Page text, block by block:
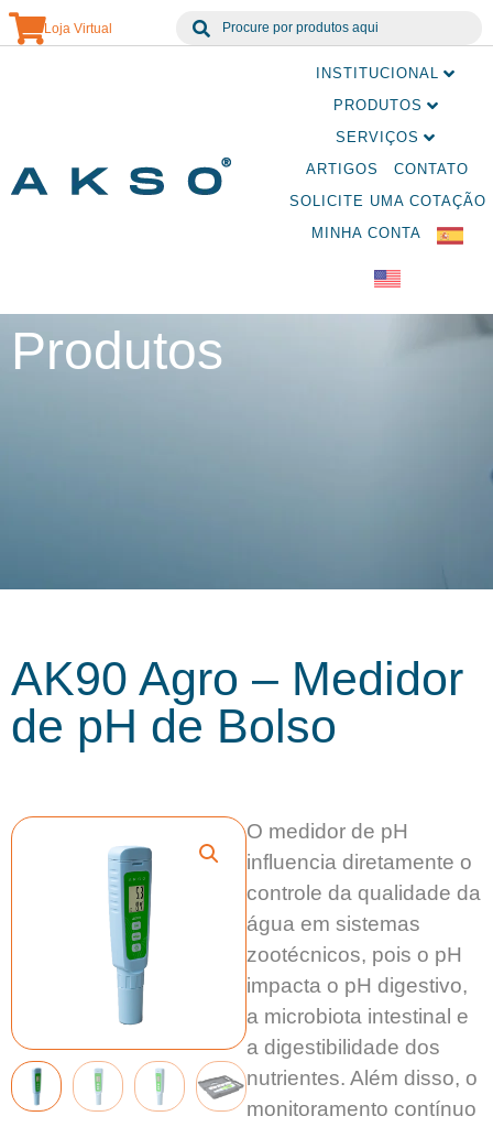
Loja Virtual
INSTITUCIONAL
PRODUTOS
SERVIÇOS
ARTIGOS
CONTATO
SOLICITE UMA COTAÇÃO
MINHA CONTA
Produtos
AK90 Agro – Medidor
de pH de Bolso
O medidor de pH
influencia diretamente o
controle da qualidade da
água em sistemas
zootécnicos, pois o pH
impacta o pH digestivo,
a microbiota intestinal e
a digestibilidade dos
nutrientes. Além disso, o
monitoramento contínuo